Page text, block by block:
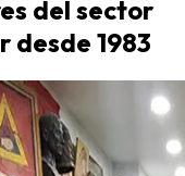
del sector
desde 1983